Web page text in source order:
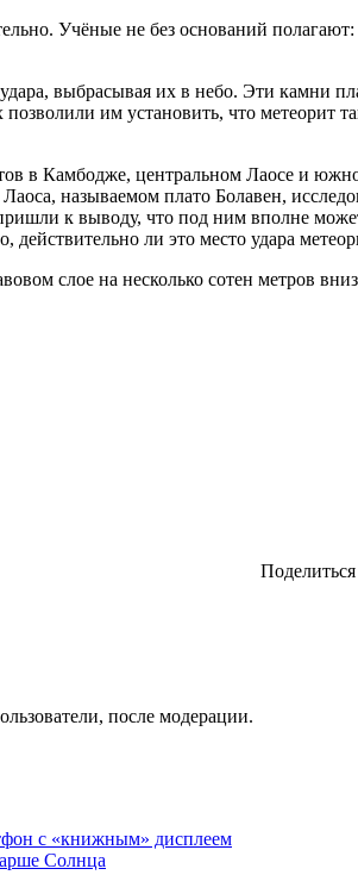
Учёные не без оснований
выбрасывая их в небо. Эти камни
им установить, что метеорит
в Камбодже, центральном Лаосе и
называемом плато Болавен,
к выводу, что под ним вполне
действительно ли это место удара
слое на несколько сотен метров
Поделиться
после модерации.
с «книжным» дисплеем
Солнца